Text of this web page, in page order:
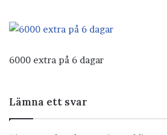
6000 extra på 6 dagar
Lämna ett svar